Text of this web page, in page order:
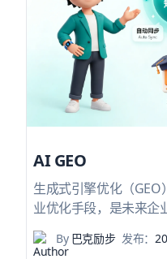
AI GEO
生成式引擎优化（
业优化手段，是未来企
By巴克励步 发布：